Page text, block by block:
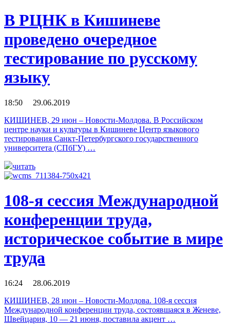
В РЦНК в Кишиневе
проведено очередное
тестирование по русскому
языку
18:50 29.06.2019
КИШИНЕВ, 29 июн – Новости-Молдова. В Российском
центре науки и культуры в Кишиневе Центр языкового
тестирования Санкт-Петербургского государственного
университета (СПбГУ) …
читать
108-я сессия Международной
конференции труда,
историческое событие в мире
труда
16:24 28.06.2019
КИШИНЕВ, 28 июн – Новости-Молдова. 108-я сессия
Международной конференции труда, состоявшаяся в Женеве,
Швейцария, 10 — 21 июня, поставила акцент …